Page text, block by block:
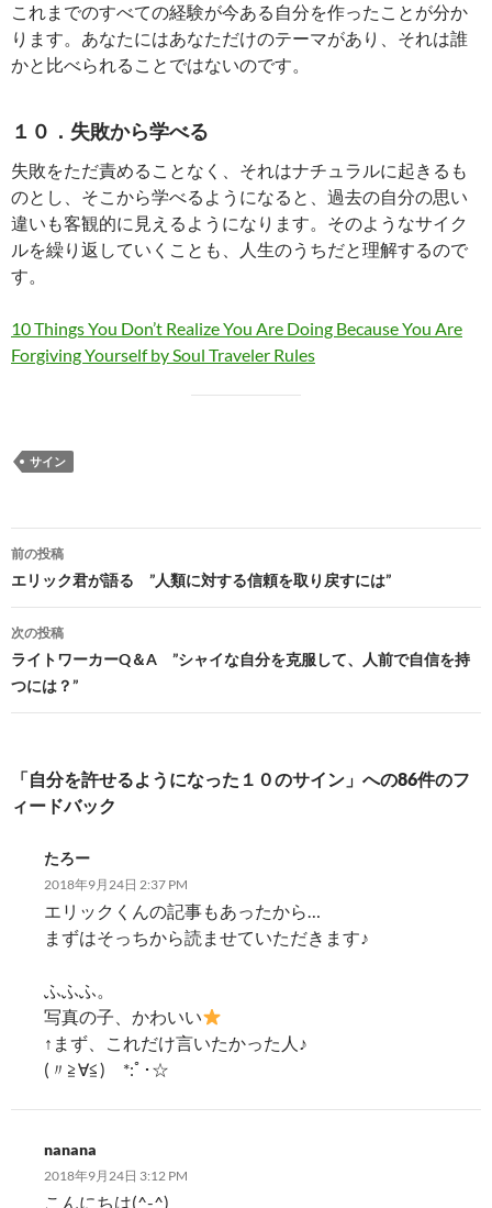
これまでのすべての経験が今ある自分を作ったことが分か
ります。あなたにはあなただけのテーマがあり、それは誰
かと比べられることではないのです。
１０．失敗から学べる
失敗をただ責めることなく、それはナチュラルに起きるも
のとし、そこから学べるようになると、過去の自分の思い
違いも客観的に見えるようになります。そのようなサイク
ルを繰り返していくことも、人生のうちだと理解するので
す。
10 Things You Don’t Realize You Are Doing Because You Are
Forgiving Yourself by Soul Traveler Rules
サイン
投
稿
ナ
ビ
ゲ
シ
ョ
前の投稿
エリック君が語る ”人類に対する信頼を取り戻すには”
次の投稿
ライトワーカーQ＆A ”シャイな自分を克服して、人前で自信を持
つには？”
「自分を許せるようになった１０のサイン」への86件のフ
ィードバック
たろー
2018年9月24日 2:37 PM
エリックくんの記事もあったから…
まずはそっちから読ませていただきます♪
ふふふ。
写真の子、かわいい
↑まず、これだけ言いたかった人♪
(〃≧∀≦)ゞ*:ﾟ･☆
nanana
2018年9月24日 3:12 PM
こんにちは(^-^)